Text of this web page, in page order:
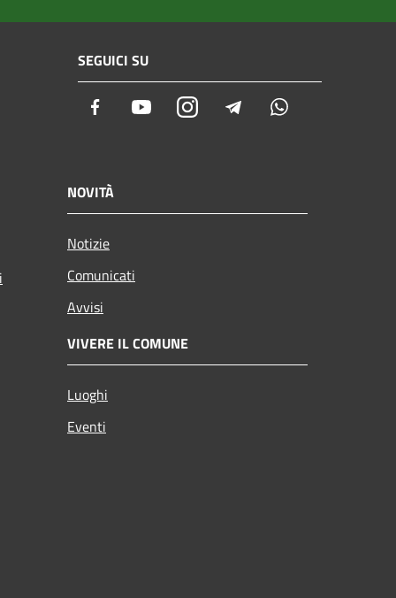
SEGUICI SU
Facebook YoutubeInstagramTelegram
NOVITÀ
Notizie
Comunicati
Avvisi
VIVERE IL COMUNE
Luoghi
Eventi